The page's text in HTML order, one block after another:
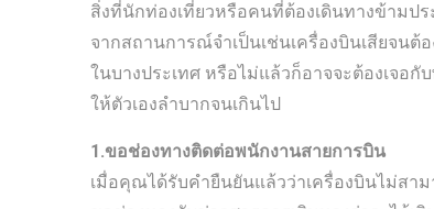
สิ่งที่นักท่องเที่ยวหรือคนที่ต้องเดินทางข้ามป
จากสถานการณ์จำเป็นเช่นเครื่องบินเสียจนต้
ในบางประเทศ หรือไม่แล้วก็อาจจะต้องเจอ
ให้ตัวเองลำบากจนเกินไป
1.ขอช่องทางติดต่อพนักงานสายการบิน
เมื่อคุณได้รับคำยืนยันแล้วว่าเครื่องบินไม่สา